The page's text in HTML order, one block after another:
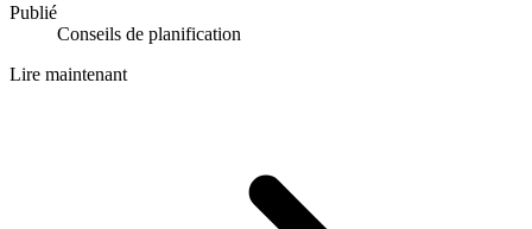
Publié
Conseils de planification
Lire maintenant